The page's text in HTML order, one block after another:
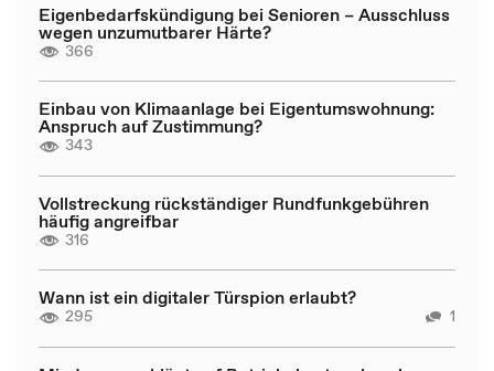
Eigenbedarfskündigung bei Senioren – Ausschluss
wegen unzumutbarer Härte?
366
Einbau von Klimaanlage bei Eigentumswohnung:
Anspruch auf Zustimmung?
343
Vollstreckung rückständiger Rundfunkgebühren
häufig angreifbar
316
Wann ist ein digitaler Türspion erlaubt?
295 1